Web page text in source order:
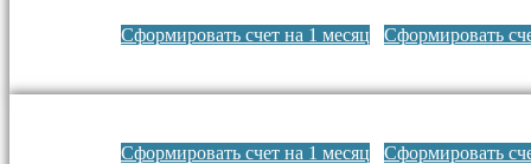
Сформировать счет на 1 месяц Сформировать
Сформировать счет на 1 месяц Сформировать